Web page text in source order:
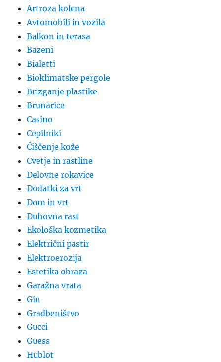
Artroza kolena
Avtomobili in vozila
Balkon in terasa
Bazeni
Bialetti
Bioklimatske pergole
Brizganje plastike
Brunarice
Casino
Cepilniki
Čiščenje kože
Cvetje in rastline
Delovne rokavice
Dodatki za vrt
Dom in vrt
Duhovna rast
Ekološka kozmetika
Električni pastir
Elektroerozija
Estetika obraza
Garažna vrata
Gin
Gradbeništvo
Gucci
Guess
Hublot